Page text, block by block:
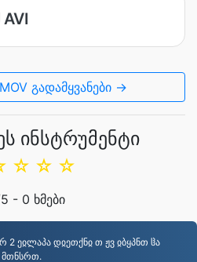
გადამყვანები →
ინსტრუმენტი
☆
☆
☆
- 0 ხმები
2 ეჲლაპა დჲეთქნჲ თ ჟვ ჲბყპნთ ჱა
მთნსრთ.